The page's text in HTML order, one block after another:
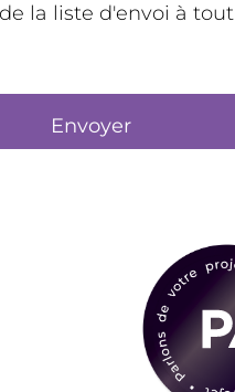
la liste d'envoi à tout